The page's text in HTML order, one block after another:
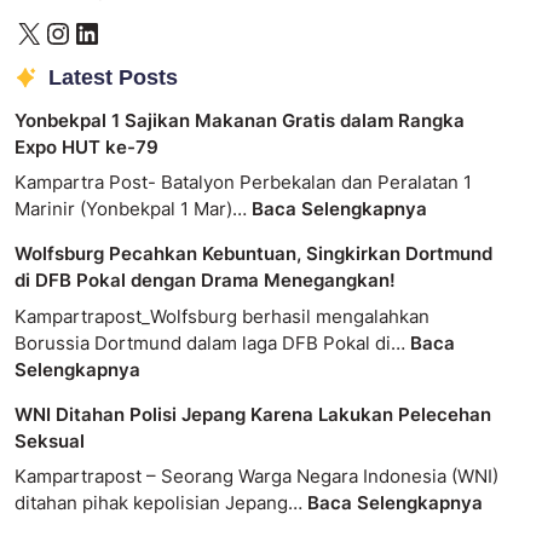
Latest Posts
Yonbekpal 1 Sajikan Makanan Gratis dalam Rangka
Expo HUT ke-79
Kampartra Post- Batalyon Perbekalan dan Peralatan 1
Marinir (Yonbekpal 1 Mar)… Baca Selengkapnya
Wolfsburg Pecahkan Kebuntuan, Singkirkan Dortmund
di DFB Pokal dengan Drama Menegangkan!
Kampartrapost_Wolfsburg berhasil mengalahkan
Borussia Dortmund dalam laga DFB Pokal di… Baca
Selengkapnya
WNI Ditahan Polisi Jepang Karena Lakukan Pelecehan
Seksual
Kampartrapost – Seorang Warga Negara Indonesia (WNI)
ditahan pihak kepolisian Jepang… Baca Selengkapnya